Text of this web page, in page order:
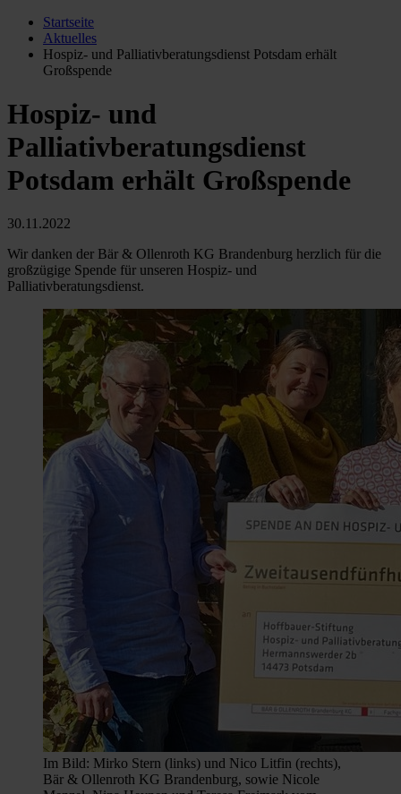
Startseite
Aktuelles
Hospiz- und Palliativberatungsdienst Potsdam erhält
Großspende
Hospiz- und
Palliativberatungsdienst
Potsdam erhält Großspende
30.11.2022
Wir danken der Bär & Ollenroth KG Brandenburg herzlich für die
großzügige Spende für unseren Hospiz- und
Palliativberatungsdienst.
Im Bild: Mirko Stern (links) und Nico Litfin (rechts),
Bär & Ollenroth KG Brandenburg, sowie Nicole